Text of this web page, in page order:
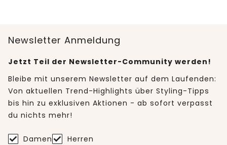
Newsletter Anmeldung
Jetzt Teil der Newsletter-Community werden!
Bleibe mit unserem Newsletter auf dem Laufenden:
Von aktuellen Trend-Highlights über Styling-Tipps
bis hin zu exklusiven Aktionen - ab sofort verpasst
du nichts mehr!
Damen Herren